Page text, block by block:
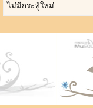
ไม่มีกระทู้ใหม่